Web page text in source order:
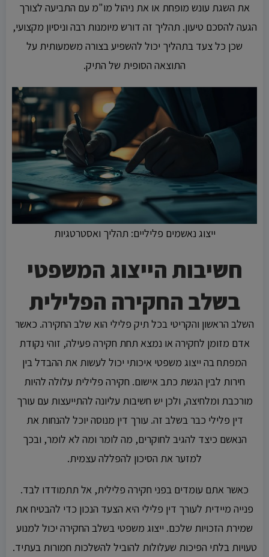
את השגת עונש מופחת או את ניהול מו"מ עם התביעה לצורך
הגעה להסכם טיעון. תהליך זה דורש מיומנות רבה וניסיון מקצועי,
שכן כל צעד בתהליך יכול להשפיע בצורה משמעותית על
התוצאה הסופית של התיק.
ייצוג נאשמים פליליים: תהליך ואסטרטגיות
חשיבות הייצוג המשפטי
בשלב החקירה הפלילית
השלב הראשון והקריטי בכל תיק פלילי הוא שלב החקירה. כאשר
אדם מזומן לחקירה או נמצא תחת חקירה פעילה, זוהי נקודת
המפתח בה ייצוג משפטי איכותי יכול לעשות את ההבדל בין
חירות לבין הגשת כתב אישום. חקירה פלילית עלולה להיות
מורכבת ומלחיצה, ולכן יש חשיבות עליונה להתייעצות עם עורך
דין פלילי כבר בשלב זה. עורך דין מנוסה יוכל להנחות את
הנאשם כיצד להגיב לחוקרים, מה לומר ומה לא לומר, ובכך
למזער את הסיכון להפללה עצמית.
כאשר אתם עומדים בפני חקירה פלילית, אל תתמודדו לבד.
פנייה מיידית לעורך דין פלילי היא הצעד הנכון כדי להבטיח את
שמירת הזכויות שלכם. ייצוג משפטי בשלב החקירה יכול למנוע
טעויות בלתי הפיכות שעלולות להוביל להשלכות חמורות בעתיד.